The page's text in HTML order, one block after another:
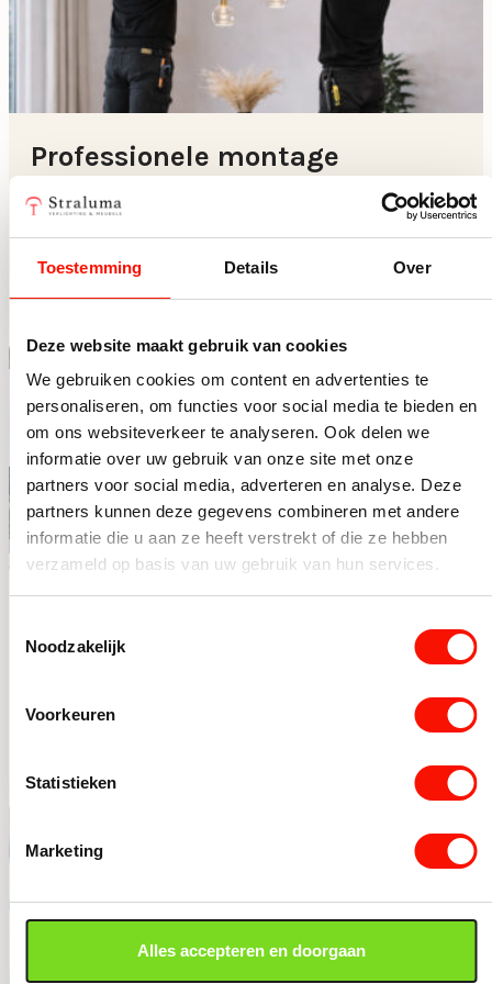
Toestemming Details Over
Deze website maakt gebruik van cookies
We gebruiken cookies om content en advertenties te
personaliseren, om functies voor social media te bieden en
om ons websiteverkeer te analyseren. Ook delen we
informatie over uw gebruik van onze site met onze
partners voor social media, adverteren en analyse. Deze
partners kunnen deze gegevens combineren met andere
informatie die u aan ze heeft verstrekt of die ze hebben
verzameld op basis van uw gebruik van hun services.
Noodzakelijk
Voorkeuren
Statistieken
Marketing
Alles accepteren en doorgaan
Professionele montage
We nemen de installatie volledig uit handen en
Ontdek montageservice
Hanglamp Spider
Beperkt op voorraad
Hanglamp Spider champagne 12cm aantal
Hanglamp Spider
Beperkt op voorraad
Oorspronkelijke prijs was:
Huidige prijs is: 281,-.
Hanglamp Spider wit